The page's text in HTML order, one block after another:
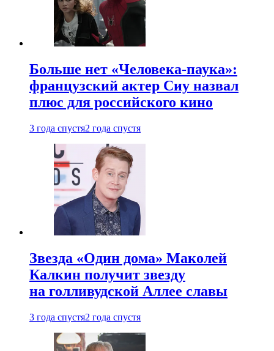
Больше нет «Человека-паука»:
французский актер Сиу назвал
плюс для российского кино
3 года спустя2 года спустя
Звезда «Один дома» Маколей
Калкин получит звезду
на голливудской Аллее славы
3 года спустя2 года спустя